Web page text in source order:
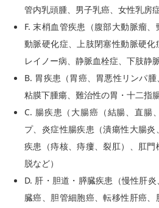
管内乳頭腫、男子乳癌、女性乳房症
F. 末梢血管疾患（腹部大動脈瘤
動脈硬化症、上肢閉塞性動脈硬化
レイノー病、静脈血栓症、下肢静
B. 胃疾患（胃癌、胃悪性リンパ
粘膜下腫瘍、難治性の胃・十二指
C. 腸疾患（大腸癌（結腸、直腸
プ、炎症性腸疾患（潰瘍性大腸
疾患（痔核、痔瘻、裂肛）、肛
脱など）
D. 肝・胆道・膵臓疾患（慢性肝
臓癌、胆管細胞癌、転移性肝癌